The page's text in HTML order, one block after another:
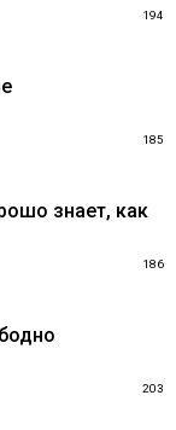
194
185
знает, как
186
203